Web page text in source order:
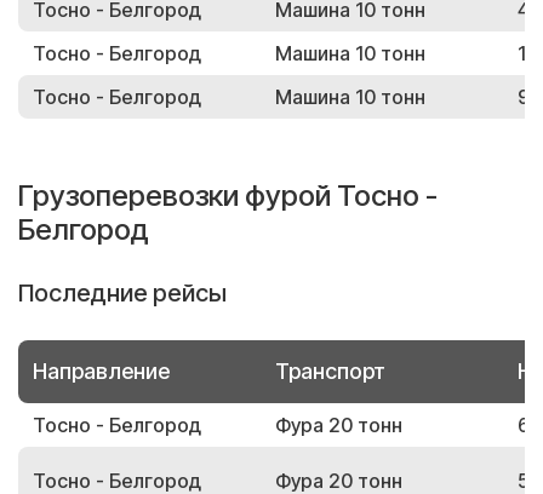
Тосно - Белгород Машина 10 тонн
Тосно - Белгород
Машина 10 тонн
Тосно - Белгород
Машина 10 тонн
Грузоперевозки фурой Тосно -
Белгород
Последние рейсы
Направление Транспорт
Тосно - Белгород Фура 20 тонн
Тосно - Белгород Фура 20 тонн